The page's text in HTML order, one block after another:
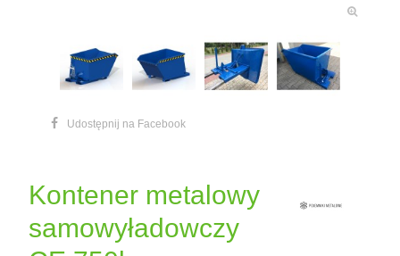
Udostępnij na Facebook
Kontener metalowy
samowyładowczy